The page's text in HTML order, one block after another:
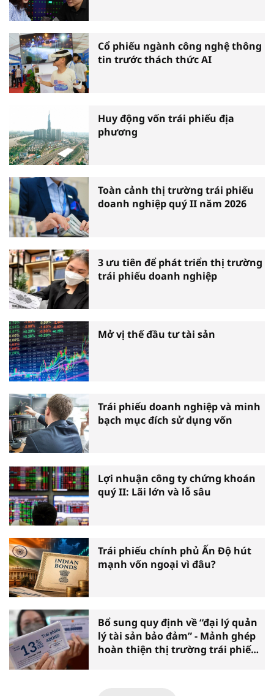
Cổ phiếu ngành công nghệ thông
tin trước thách thức AI
Huy động vốn trái phiếu địa
phương
Toàn cảnh thị trường trái phiếu
doanh nghiệp quý II năm 2026
3 ưu tiên để phát triển thị trường
trái phiếu doanh nghiệp
Mở vị thế đầu tư tài sản
Trái phiếu doanh nghiệp và minh
bạch mục đích sử dụng vốn
Lợi nhuận công ty chứng khoán
quý II: Lãi lớn và lỗ sâu
Trái phiếu chính phủ Ấn Độ hút
mạnh vốn ngoại vì đâu?
Bổ sung quy định về “đại lý quản
lý tài sản bảo đảm” - Mảnh ghép
hoàn thiện thị trường trái phiếu